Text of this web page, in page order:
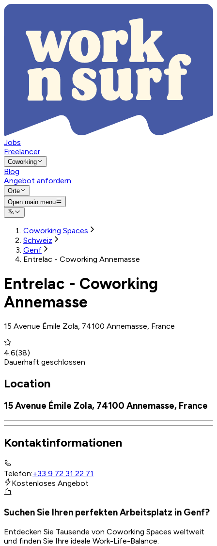
Jobs
Freelancer
Coworking
Blog
Angebot anfordern
Orte
Open main menu
Coworking Spaces
Schweiz
Genf
Entrelac - Coworking Annemasse
Entrelac - Coworking
Annemasse
15 Avenue Émile Zola, 74100 Annemasse, France
4.6(38)
Dauerhaft geschlossen
Location
15 Avenue Émile Zola, 74100 Annemasse, France
Kontaktinformationen
Telefon:+33 9 72 31 22 71
Kostenloses Angebot
Suchen Sie Ihren perfekten Arbeitsplatz in Genf?
Entdecken Sie Tausende von Coworking Spaces weltweit
und finden Sie Ihre ideale Work-Life-Balance.